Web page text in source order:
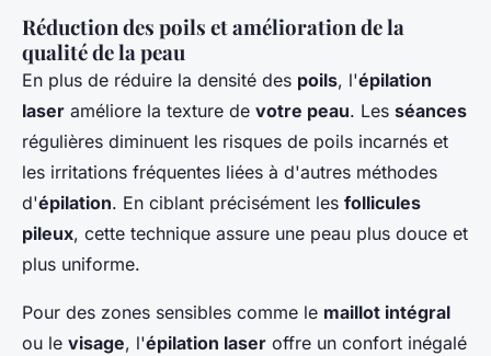
Réduction des poils et amélioration de la
qualité de la peau
En plus de réduire la densité des poils, l'épilation
laser améliore la texture de votre peau. Les séances
régulières diminuent les risques de poils incarnés et
les irritations fréquentes liées à d'autres méthodes
d'épilation. En ciblant précisément les follicules
pileux, cette technique assure une peau plus douce et
plus uniforme.
Pour des zones sensibles comme le maillot intégral
ou le visage, l'épilation laser offre un confort inégalé